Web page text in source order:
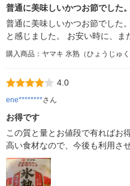
普通に美味しいかつお節でした
普通に美味しいかつお節でした
と感じました。 お安い時に、ま
購入商品：ヤマキ 氷熟（ひょうじゅ
4.0
ene********さん
お得です
この質と量とお値段で有ればお
高い食材なので、今後も利用さ